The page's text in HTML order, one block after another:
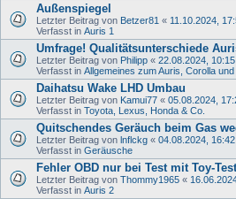
Außenspiegel
Letzter Beitrag von Betzer81 « 11.10.2024,
Verfasst in Auris 1
Umfrage! Qualitätsunterschiede
Letzter Beitrag von Philipp « 22.08.2024, 10:15
Verfasst in Allgemeines zum Auris, Corolla
Daihatsu Wake LHD Umbau
Letzter Beitrag von Kamui77 « 05.08.2024,
Verfasst in Toyota, Lexus, Honda & Co.
Quitschendes Geräuch beim Gas
Letzter Beitrag von lnflckg « 04.08.2024, 16:42
Verfasst in Geräusche
Fehler OBD nur bei Test mit Toy-
Letzter Beitrag von Thommy1965 «
Verfasst in Auris 2